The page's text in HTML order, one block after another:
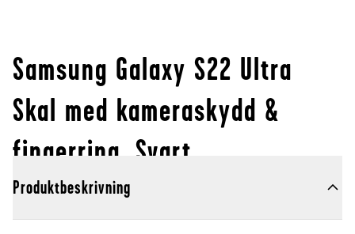
Samsung Galaxy S22 Ultra
Skal med kameraskydd &
fingerring, Svart
Produktbeskrivning